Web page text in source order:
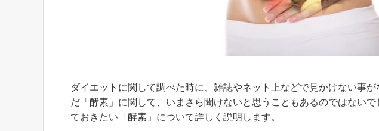
ダイエットに関して調べた時に、雑誌やネット上などで見かけない事
だ「酵素」に関して、いまさら聞けないと思うこともあるのではない
ておきたい「酵素」について詳しく説明します。